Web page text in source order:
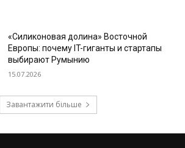
«Силиконовая долина» Восточной
Европы: почему IT-гиганты и стартапы
выбирают Румынию
15.07.2026
Завантажити більше